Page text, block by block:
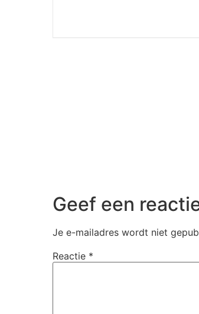
Geef een
Je e-mailadres wordt niet
Reactie *